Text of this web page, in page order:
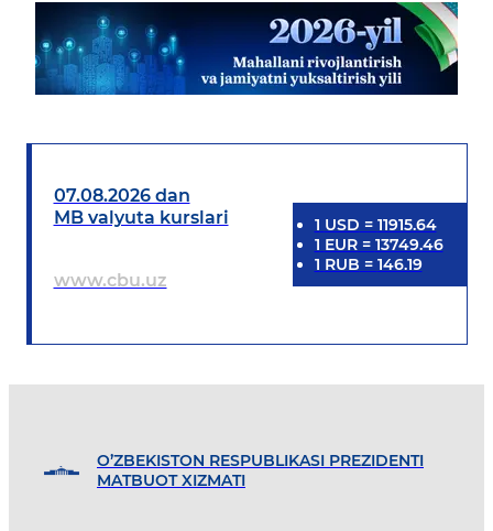
07.08.2026 dan
MB valyuta kurslari
www.cbu.uz
1 USD = 11915.64
1 EUR= 13749.46
1 RUB = 146.19
O’ZBEKISTON RESPUBLIKASI PREZIDENTI
MATBUOT XIZMATI